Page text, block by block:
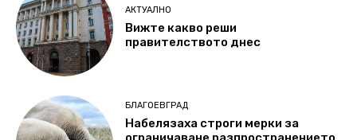
АКТУАЛНО
Вижте какво реши
правителството днес
БЛАГОЕВГРАД
Набелязаха строги мерки за